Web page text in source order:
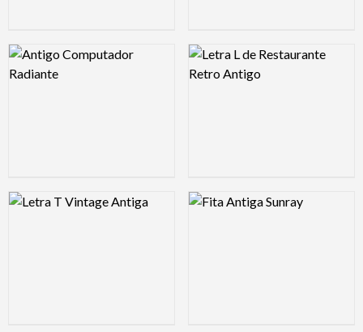
Logo Preview Image Logo Preview Image
Logo Preview Image Logo Preview Image